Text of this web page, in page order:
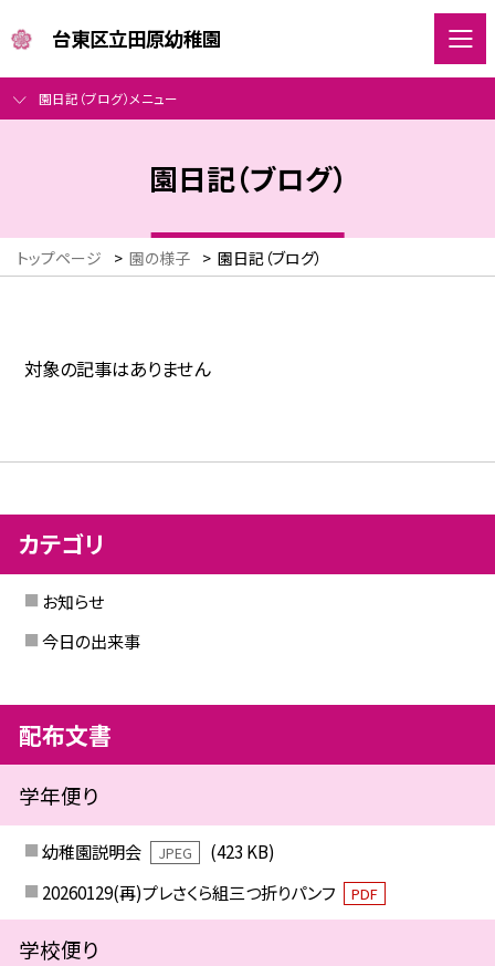
台東区立田原幼稚園
園日記（ブログ）メニュー
園日記（ブログ）
トップページ > 園の様子 > 園日記（ブログ）
対象の記事はありません
カテゴリ
お知らせ
今日の出来事
配布文書
学年便り
幼稚園説明会 JPEG
(423 KB)
20260129(再)プレさくら組三つ折りパンフ
PDF
学校便り